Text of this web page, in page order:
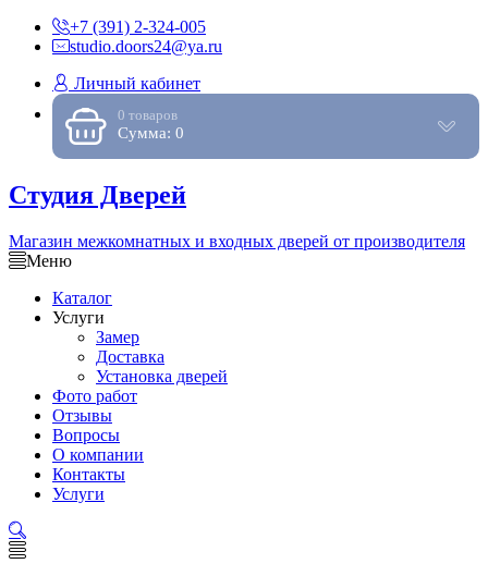
+7 (391) 2-324-005
studio.doors24@ya.ru
Личный кабинет
0 товаров
Сумма: 0
Студия Дверей
Магазин межкомнатных и входных дверей от производителя
Меню
Каталог
Услуги
Замер
Доставка
Установка дверей
Фото работ
Отзывы
Вопросы
О компании
Контакты
Услуги